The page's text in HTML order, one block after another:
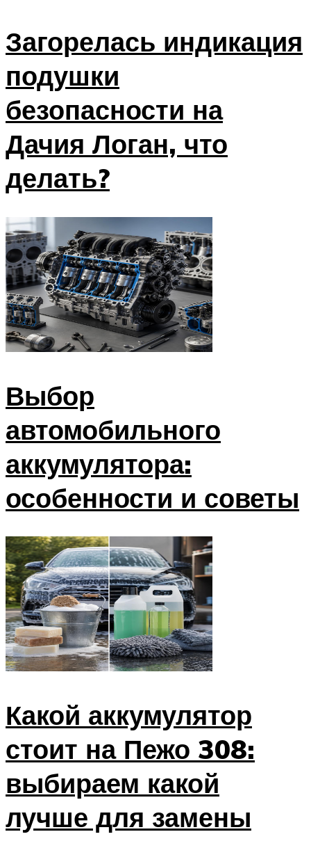
Загорелась индикация
подушки
безопасности на
Дачия Логан, что
делать?
Выбор
автомобильного
аккумулятора:
особенности и советы
Какой аккумулятор
стоит на Пежо 308:
выбираем какой
лучше для замены